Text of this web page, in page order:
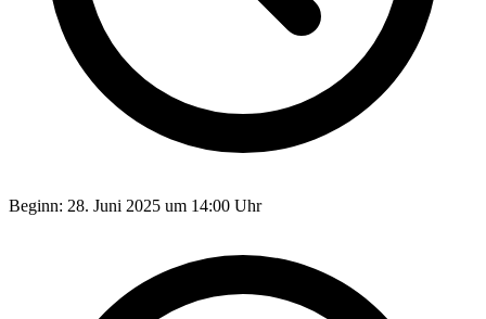
Beginn: 28. Juni 2025 um 14:00 Uhr